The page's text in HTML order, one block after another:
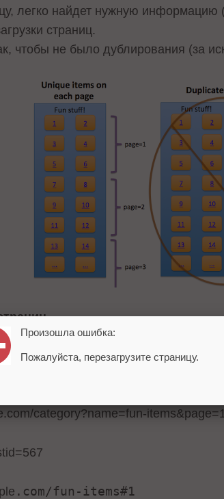
легко найдет нужную информацию
страниц.
чтобы не было дублирования (за
содержать полный URL, чтобы
category?name=fun-
. com/fun -items#1
Произошла ошибка:
Пожалуйста, перезагрузите страницу.